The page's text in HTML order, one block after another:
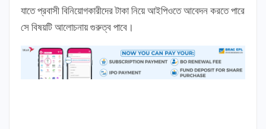
যাতে প্রবাসী বিনিয়োগকারীদের টাকা নিয়ে আইপিওতে আবেদন করতে পারে
সে বিষয়টি আলোচনায় গুরুত্ব পাবে।